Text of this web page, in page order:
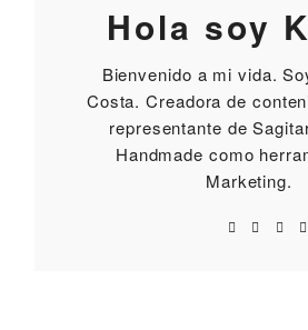
Hola soy
Bienvenido a mi vida.
Costa. Creadora de
representante de
Handmade como
Marketing.